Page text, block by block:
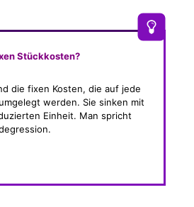
Stückkosten?
die fixen Kosten, die auf jede
werden. Sie sinken mit
Einheit. Man spricht